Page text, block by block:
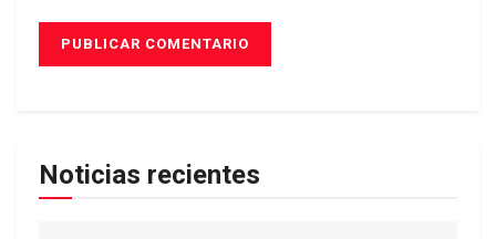
Noticias recientes